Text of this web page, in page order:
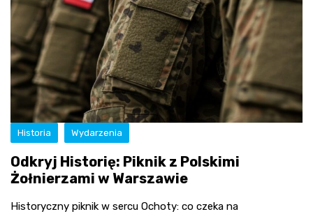
Historia Wydarzenia
Odkryj Historię: Piknik z Polskimi
Żołnierzami w Warszawie
Historyczny piknik w sercu Ochoty: co czeka na